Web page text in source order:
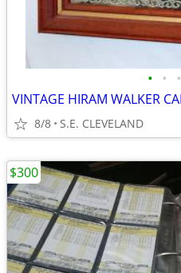
• • •
8/8 S.E. CLEVELAND
$300